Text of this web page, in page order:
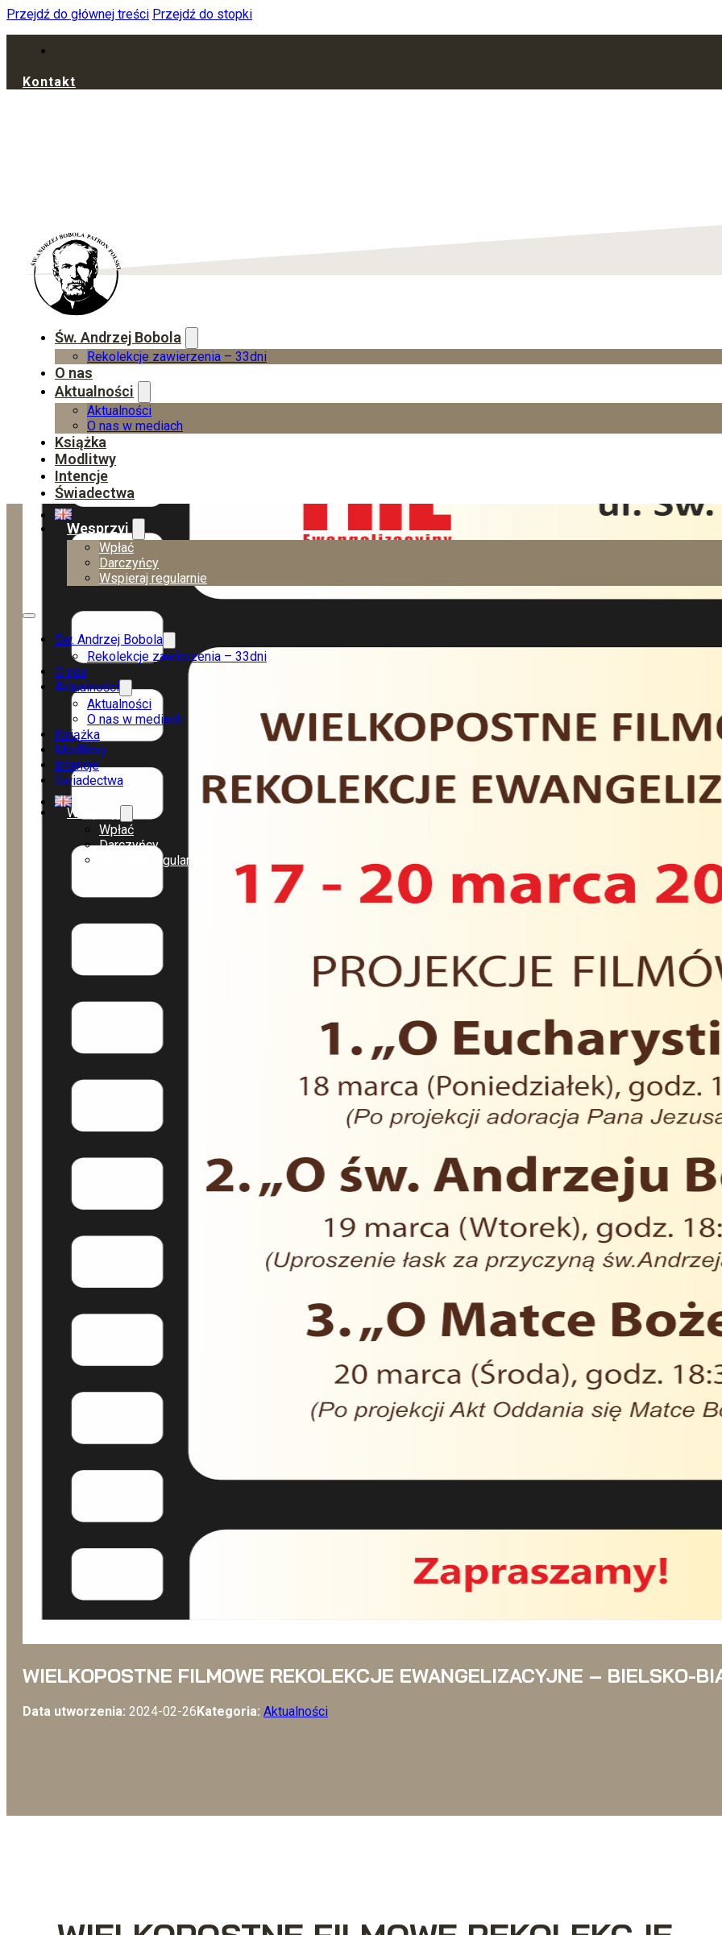
Przejdź do głównej treści Przejdź do stopki
Kontakt
Św. Andrzej Bobola
Rekolekcje zawierzenia – 33dni
O nas
Aktualności
Aktualności
O nas w mediach
Książka
Modlitwy
Intencje
Świadectwa
Wesprzyj
Wpłać
Darczyńcy
Wspieraj regularnie
Św. Andrzej Bobola
Rekolekcje zawierzenia – 33dni
O nas
Aktualności
Aktualności
O nas w mediach
Książka
Modlitwy
Intencje
Świadectwa
Wesprzyj
Wpłać
Darczyńcy
Wspieraj regularnie
WIELKOPOSTNE FILMOWE REKOLEKCJE EWANGELIZACYJNE – BIELSKO-
Data utworzenia: 2024-02-26Kategoria: Aktualności